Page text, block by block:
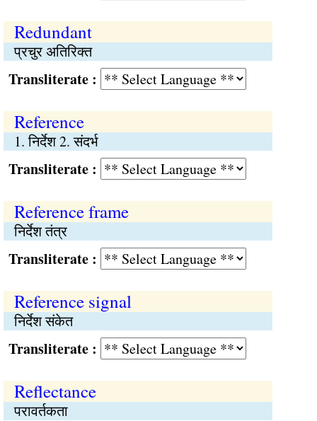
Redundant
प्रचुर अतिरिक्त
:
Reference
1. निर्देश 2. संदर्भ
:
Reference frame
निर्देश तंत्र
:
Reference signal
निर्देश संकेत
:
Reflectance
परावर्तकता